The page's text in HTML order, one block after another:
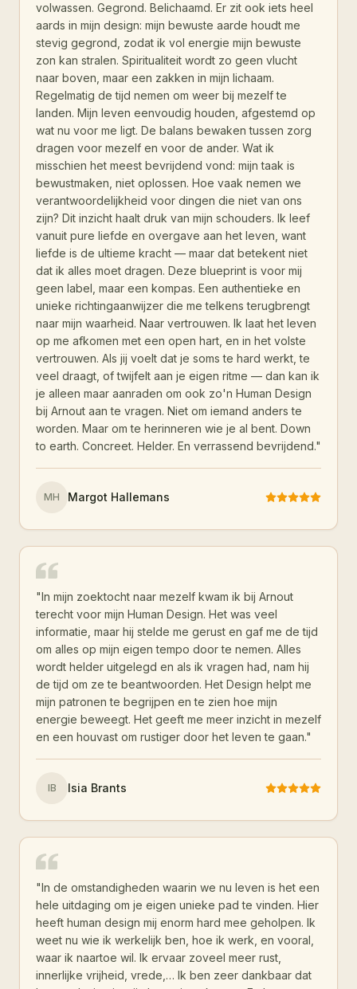
volwassen. Gegrond. Belichaamd. Er zit ook iets heel
aards in mijn design: mijn bewuste aarde houdt me
stevig gegrond, zodat ik vol energie mijn bewuste
zon kan stralen. Spiritualiteit wordt zo geen vlucht
naar boven, maar een zakken in mijn lichaam.
Regelmatig de tijd nemen om weer bij mezelf te
landen. Mijn leven eenvoudig houden, afgestemd op
wat nu voor me ligt. De balans bewaken tussen zorg
dragen voor mezelf en voor de ander. Wat ik
misschien het meest bevrijdend vond: mijn taak is
bewustmaken, niet oplossen. Hoe vaak nemen we
verantwoordelijkheid voor dingen die niet van ons
zijn? Dit inzicht haalt druk van mijn schouders. Ik leef
vanuit pure liefde en overgave aan het leven, want
liefde is de ultieme kracht — maar dat betekent niet
dat ik alles moet dragen. Deze blueprint is voor mij
geen label, maar een kompas. Een authentieke en
unieke richtingaanwijzer die me telkens terugbrengt
naar mijn waarheid. Naar vertrouwen. Ik laat het leven
op me afkomen met een open hart, en in het volste
vertrouwen. Als jij voelt dat je soms te hard werkt, te
veel draagt, of twijfelt aan je eigen ritme — dan kan ik
je alleen maar aanraden om ook zo'n Human Design
bij Arnout aan te vragen. Niet om iemand anders te
worden. Maar om te herinneren wie je al bent. Down
to earth. Concreet. Helder. En verrassend bevrijdend."
MH Margot Hallemans
"In mijn zoektocht naar mezelf kwam ik bij Arnout
terecht voor mijn Human Design. Het was veel
informatie, maar hij stelde me gerust en gaf me de tijd
om alles op mijn eigen tempo door te nemen. Alles
wordt helder uitgelegd en als ik vragen had, nam hij
de tijd om ze te beantwoorden. Het Design helpt me
mijn patronen te begrijpen en te zien hoe mijn
energie beweegt. Het geeft me meer inzicht in mezelf
en een houvast om rustiger door het leven te gaan."
IB Isia Brants
"In de omstandigheden waarin we nu leven is het een
hele uitdaging om je eigen unieke pad te vinden. Hier
heeft human design mij enorm hard mee geholpen. Ik
weet nu wie ik werkelijk ben, hoe ik werk, en vooral,
waar ik naartoe wil. Ik ervaar zoveel meer rust,
innerlijke vrijheid, vrede,… Ik ben zeer dankbaar dat